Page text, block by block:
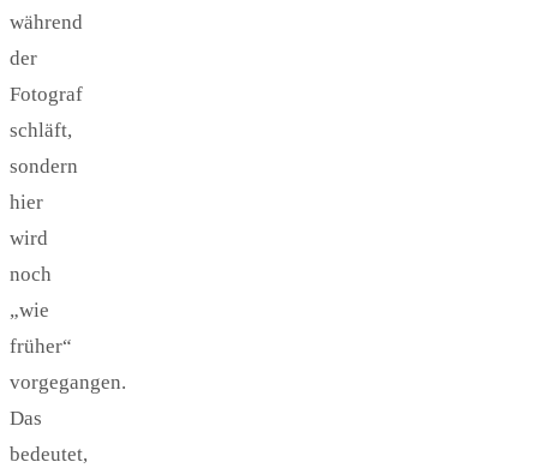
während
der
Fotograf
schläft,
sondern
hier
wird
noch
„wie
früher“
vorgegangen.
Das
bedeutet,